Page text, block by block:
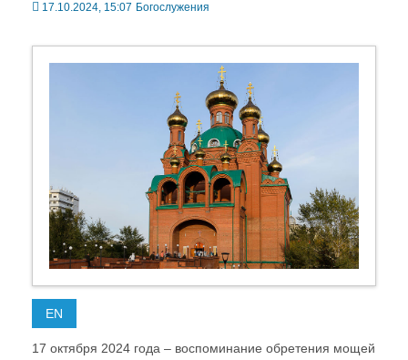
17.10.2024, 15:07 Богослужения
EN
17 октября 2024 года – воспоминание обретения мощей